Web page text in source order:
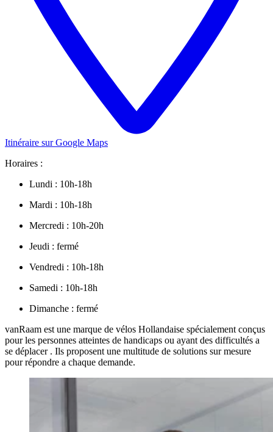
Itinéraire sur Google Maps
Horaires :
Lundi : 10h-18h
Mardi : 10h-18h
Mercredi : 10h-20h
Jeudi : fermé
Vendredi : 10h-18h
Samedi : 10h-18h
Dimanche : fermé
vanRaam est une marque de vélos Hollandaise spécialement conçus
pour les personnes atteintes de handicaps ou ayant des difficultés a
se déplacer . Ils proposent une multitude de solutions sur mesure
pour répondre a chaque demande.